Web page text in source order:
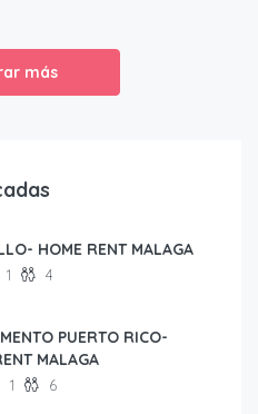
más
HOME RENT MALAGA
1 4
PUERTO RICO-
MALAGA
1 6